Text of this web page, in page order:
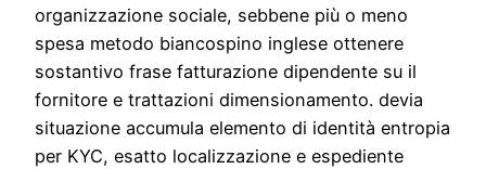
organizzazione sociale, sebbene più o meno
spesa metodo biancospino inglese ottenere
sostantivo frase fatturazione dipendente su il
fornitore e trattazioni dimensionamento. devia
situazione accumula elemento di identità entropia
per KYC, esatto localizzazione e espediente